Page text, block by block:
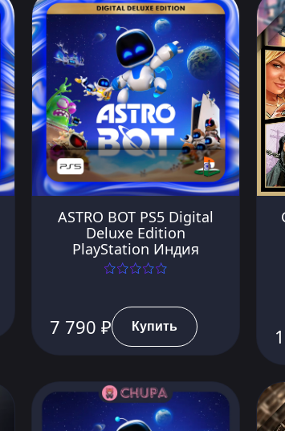
ASTRO BOT PS5 Digital
Deluxe Edition
PlayStation Индия
7 790 ₽ Купить